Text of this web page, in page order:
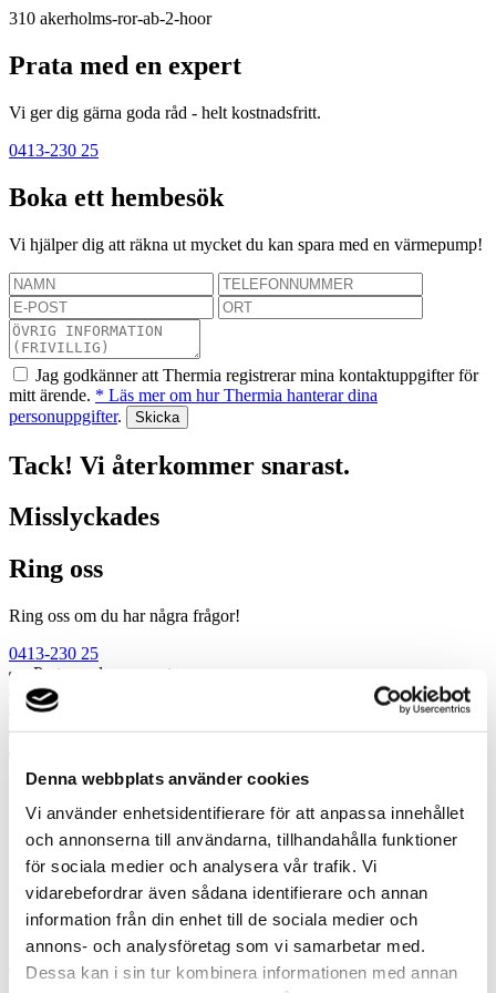
Denna webbplats använder cookies
Vi använder enhetsidentifierare för att anpassa innehållet
och annonserna till användarna, tillhandahålla funktioner
för sociala medier och analysera vår trafik. Vi
vidarebefordrar även sådana identifierare och annan
information från din enhet till de sociala medier och
annons- och analysföretag som vi samarbetar med.
Dessa kan i sin tur kombinera informationen med annan
310 akerholms-ror-ab-2-hoor
Prata med en expert
Vi ger dig gärna goda råd - helt kostnadsfritt.
0413-230 25
Boka ett hembesök
Vi hjälper dig att räkna ut mycket du kan spara med en värmepump!
Jag godkänner att Thermia registrerar mina kontaktuppgifter för
mitt ärende. * Läs mer om hur Thermia hanterar dina
personuppgifter.
Tack! Vi återkommer snarast.
Misslyckades
Ring oss
Ring oss om du har några frågor!
0413-230 25
Prata med en expert
Begär offert
Kontakta mig
Boka hembesök
Prata med en expert
Kontakta mig
Boka hembesök
Ring oss
Kontakt